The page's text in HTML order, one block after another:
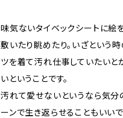
味気ないタイベックシートに絵
敷いたり眺めたり。いざという
ツを着て汚れ仕事していたいと
いということです。
汚れて愛せないというなら気分
ーンで生き返らせることもいい